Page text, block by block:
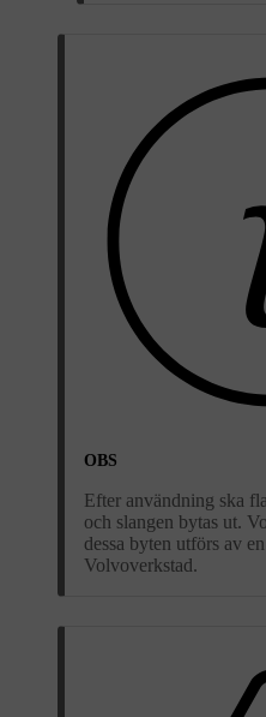
OBS
Efter användning ska
och slangen bytas ut.
dessa byten utförs av
Volvoverkstad.